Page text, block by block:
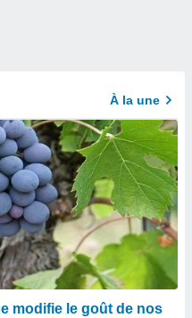
À la une
modifie le goût de nos